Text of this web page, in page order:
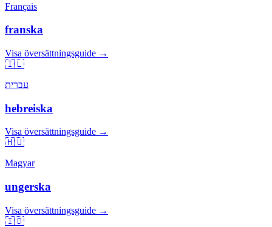
Français
franska
Visa översättningsguide →
🇮🇱
עברית
hebreiska
Visa översättningsguide →
🇭🇺
Magyar
ungerska
Visa översättningsguide →
🇮🇩